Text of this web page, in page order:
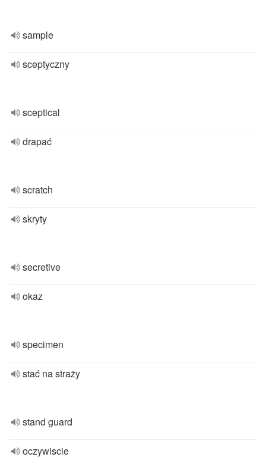
sample
sceptyczny
sceptical
drapać
scratch
skryty
secretive
okaz
specimen
stać na straży
stand guard
oczywiscie